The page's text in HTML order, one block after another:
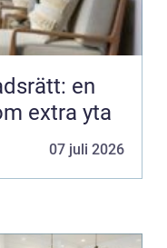
en
extra yta
07 juli 2026